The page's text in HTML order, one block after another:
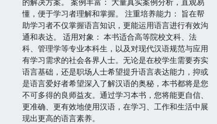
懂，便于学习者理解和掌握。 注重培养能力： 旨在帮
助学习者不仅掌握语言知识，更能运用语言进行有效沟
通和表达。 适用对象： 本书适合高等院校文科、法
科、管理学等专业本科生，以及对现代汉语规范与应用
有学习需求的社会各界人士。无论是在校学生需要夯实
语言基础，还是职场人士希望提升语言表达能力，抑或
是语言爱好者希望深入了解汉语的奥秘，本书都将是您
不可多得的良师益友。通过学习本书，您将能更自信、
更准确、更有效地使用汉语，在学习、工作和生活中展
现出更高的语言素养。